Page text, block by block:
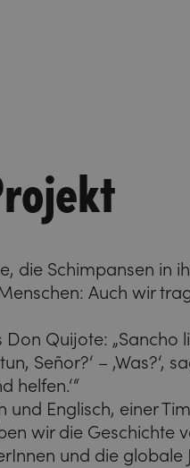
die Schimpansen in
Auch wir
Quijote:
Señor?‘ – ‚Was?‘,
helfen.‘“
und Englisch, einer
wir die Geschichte
und die globale